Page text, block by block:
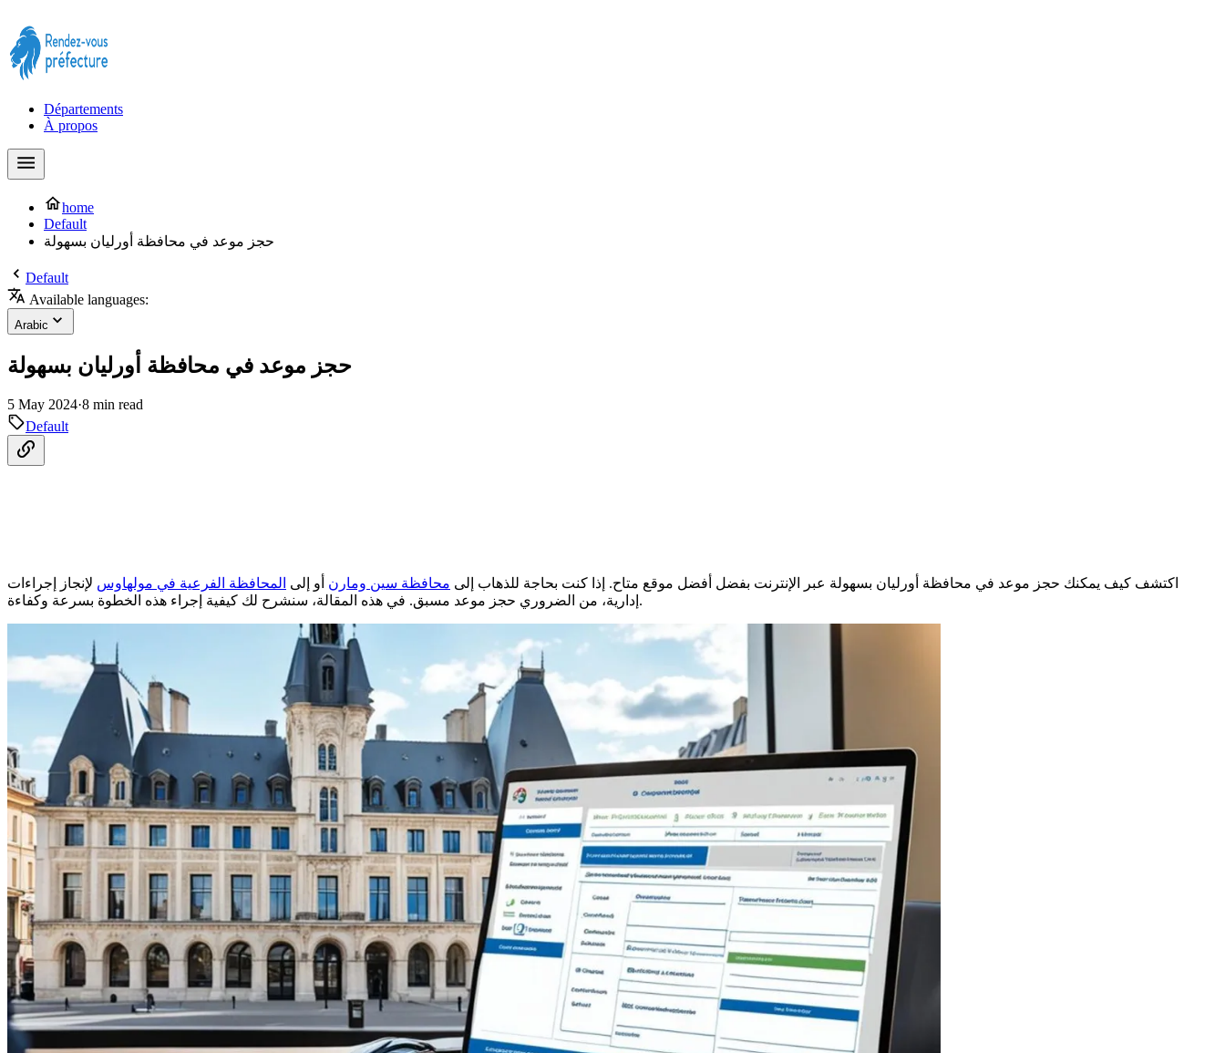
Départements
À propos
home
Default
حجز موعد في محافظة أورليان بسهولة
Default
Available languages:
Arabic
حجز موعد في محافظة أورليان بسهولة
5 May 2024·8 min read
Default
اكتشف كيف يمكنك حجز موعد في محافظة أورليان بسهولة عبر الإنترنت بفضل أفضل موقع متاح. إذا كنت بحاجة للذهاب إلى محافظة سين ومارن أو إلى المحافظة الفرعية في مولهاوس لإنجاز إجراءات
إدارية، من الضروري حجز موعد مسبق. في هذه المقالة، سنشرح لك كيفية إجراء هذه الخطوة بسرعة وكفاءة.